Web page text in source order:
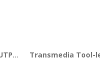
Transmedia Tool-less RJ 45 plug UTP CAT 6A